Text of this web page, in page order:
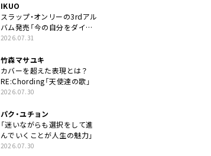
IKUO
スラップ・オンリーの3rdアル
バム発売「今の自分をダイレ
クトに」
2026.07.31
竹森マサユキ
カバーを超えた表現とは？
RE:Chording「天使達の歌」
2026.07.30
パク・ユチョン
「迷いながらも選択をして進
んでいくことが人生の魅力」
2026.07.30